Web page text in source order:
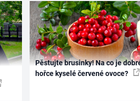
Pěstujte brusinky! Na co je
hořce kyselé červené ovoce?